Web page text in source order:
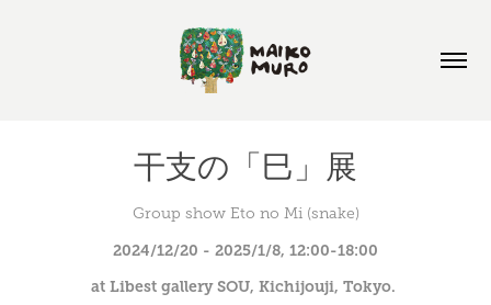
干支の「巳」展
Group show Eto no Mi (snake)
2024/12/20 - 2025/1/8, 12:00-18:00
at Libest gallery SOU, Kichijouji, Tokyo.